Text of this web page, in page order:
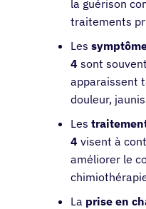
la guérison
traitements
Les
4 sont
apparaissent
douleur,
Les
4 visent à
améliorer le
La prise en